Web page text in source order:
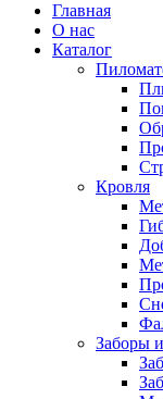
Главная
О нас
Каталог
Кровля
Заборы